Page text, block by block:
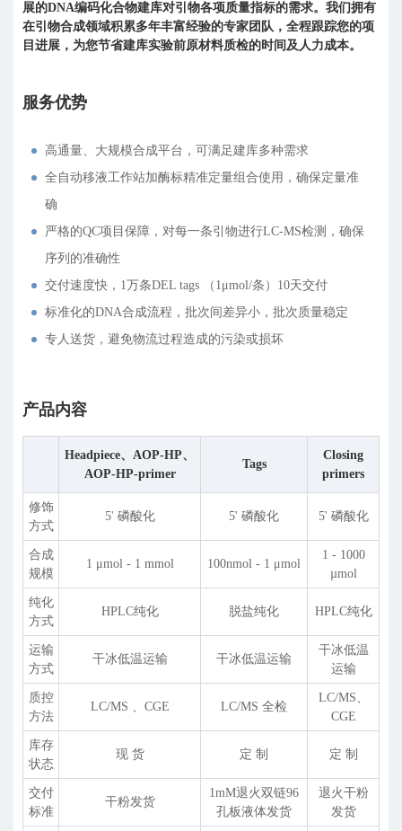
展的DNA编码化合物建库对引物各项质量指标的需求。我们拥有
在引物合成领域积累多年丰富经验的专家团队，全程跟踪您的项
目进展，为您节省建库实验前原材料质检的时间及人力成本。
服务优势
高通量、大规模合成平台，可满足建库多种需求
全自动移液工作站加酶标精准定量组合使用，确保定量准
确
严格的QC项目保障，对每一条引物进行LC-MS检测，确保
序列的准确性
交付速度快，1万条DEL tags （1μmol/条）10天交付
标准化的DNA合成流程，批次间差异小，批次质量稳定
专人送货，避免物流过程造成的污染或损坏
产品内容
Headpiece、AOP-HP、
AOP-HP-primer
Tags
Closing
primers
修饰
方式
5' 磷酸化 5' 磷酸化 5' 磷酸化
合成
规模
1 μmol - 1 mmol 100nmol - 1 μmol
1 - 1000
µmol
纯化
方式
HPLC纯化 脱盐纯化 HPLC纯化
运输
方式
干冰低温运输 干冰低温运输
干冰低温
运输
质控
方法
LC/MS 、CGE LC/MS 全检
LC/MS、
CGE
库存
状态
现 货 定 制 定 制
交付
标准
干粉发货
1mM退火双链96
孔板液体发货
退火干粉
发货